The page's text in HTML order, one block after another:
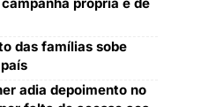
das famílias sobe
adia depoimento no